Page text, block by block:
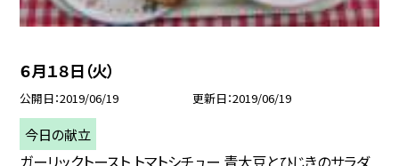
６月１８日（火）
公開日 2019/06/19 更新日 2019/06/19
今日の献立